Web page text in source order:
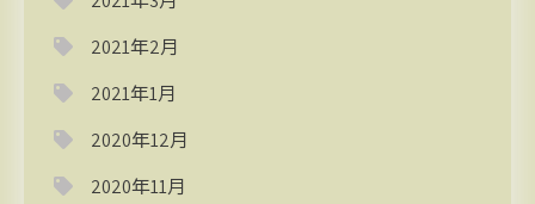
2021年2月
2021年1月
2020年12月
2020年11月